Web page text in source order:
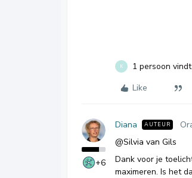
K
1 persoon
Like
+6
Diana AUTEUR
@Silvia van Gils
Dank voor je
maximeren. Is het